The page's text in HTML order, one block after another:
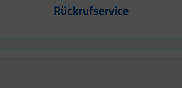
Rückrufservice